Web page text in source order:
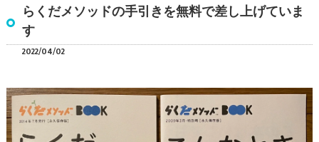
らくだメソッドの手引きを無料で差し上げていま
す
2022/04/02